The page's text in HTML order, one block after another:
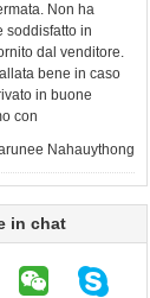
Non ha
soddisfatto in
dal venditore.
bene in caso
in buone
con
Nahauythong
in chat